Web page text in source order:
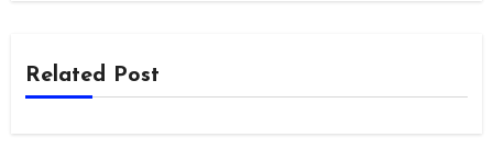
Related Post